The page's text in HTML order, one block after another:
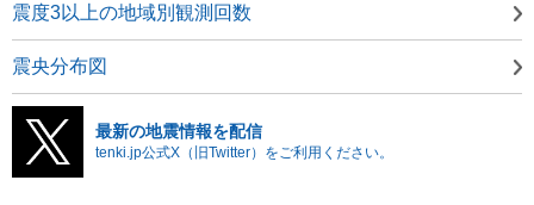
震度3以上の地域別観測回数
震央分布図
最新の地震情報を配信
tenki.jp公式X（旧Twitter）をご利用ください。